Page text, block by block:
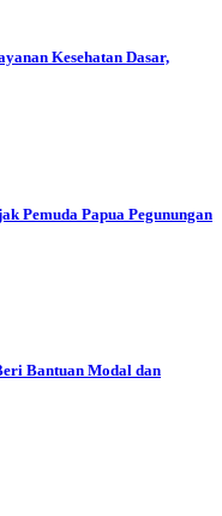
Kesehatan Dasar,
Pemuda Papua Pegunungan
Bantuan Modal dan